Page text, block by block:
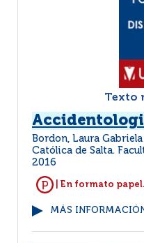
Texto
Bordon, Laura Gabriela
Católica de Salta.
2016
| En formato papel.
MÁS